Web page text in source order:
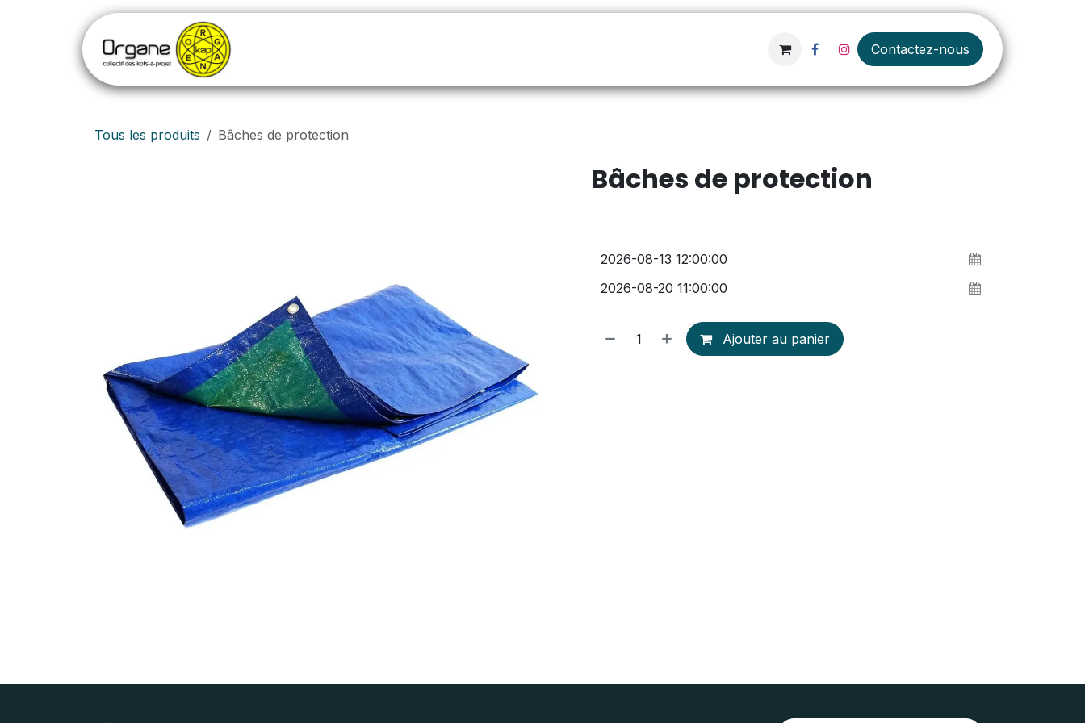
Se rendre au contenu
Contactez-nous
Tous les produits Bâches de protection
Bâches de protection
Ajouter au panier